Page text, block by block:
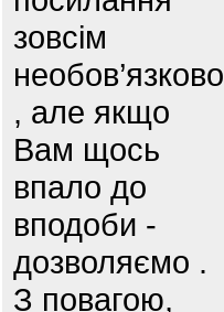
зовсім
необов’язково
, але якщо
Вам щось
впало до
вподоби -
дозволяємо .
З повагою,